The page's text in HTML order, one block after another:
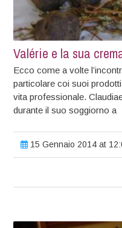
Valérie e la sua
Ecco come a volte
particolare coi suoi
vita professionale.
durante il suo soggiorno a
15 Gennaio 2014 at